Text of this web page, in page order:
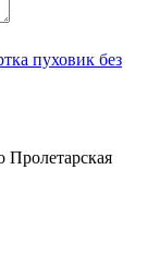
пуховик без
Пролетарская